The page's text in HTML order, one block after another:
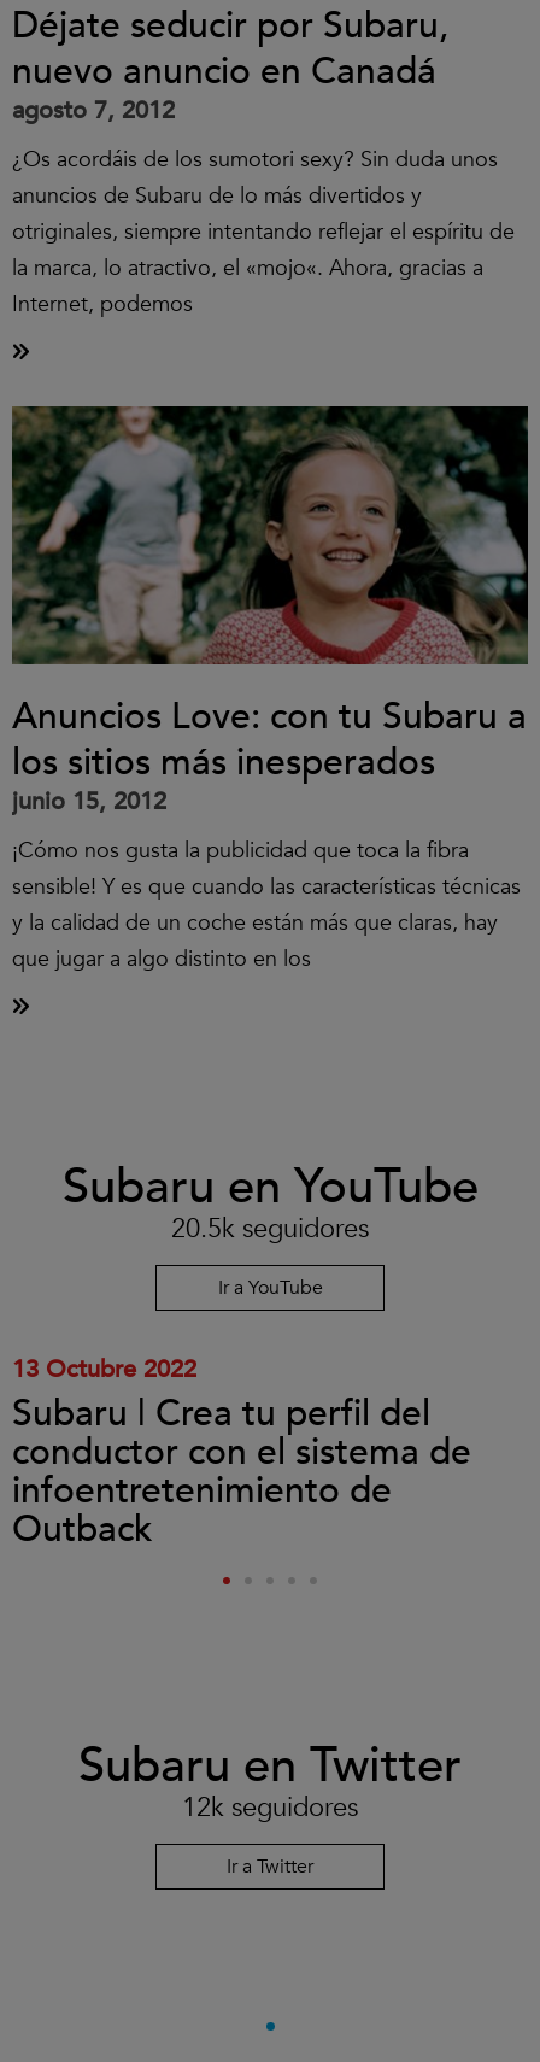
Déjate seducir por Subaru,
nuevo anuncio en Canadá
agosto 7, 2012
¿Os acordáis de los sumotori sexy? Sin duda unos
anuncios de Subaru de lo más divertidos y
otriginales, siempre intentando reflejar el espíritu de
la marca, lo atractivo, el «mojo«. Ahora, gracias a
Internet, podemos
Anuncios Love: con tu Subaru a
los sitios más inesperados
junio 15, 2012
¡Cómo nos gusta la publicidad que toca la fibra
sensible! Y es que cuando las características técnicas
y la calidad de un coche están más que claras, hay
que jugar a algo distinto en los
Subaru en YouTube
20.5k seguidores
Ir a YouTube
aceptar
13 Octubre 2022
Subaru | Crea tu perfil del
conductor con el sistema de
infoentretenimiento de
Outback
Subaru en Twitter
12k seguidores
Ir a Twitter